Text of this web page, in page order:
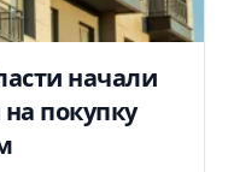
начали
покупку